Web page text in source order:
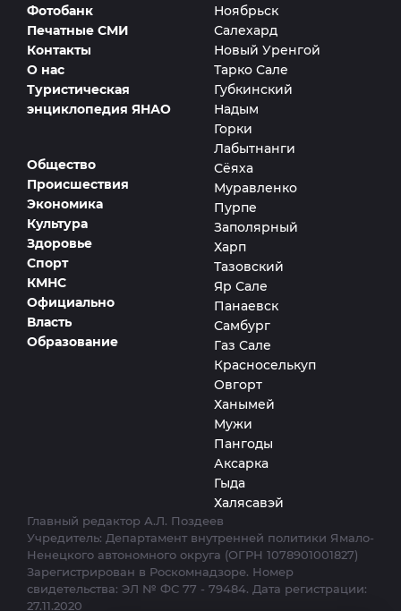
Общество
Происшествия
Экономика
Культура
Здоровье
Спорт
КМНС
Официально
Власть
Образование
Фотобанк
Печатные СМИ
Контакты
О нас
Туристическая
энциклопедия ЯНАО
Ноябрьск
Салехард
Новый Уренгой
Тарко Сале
Губкинский
Надым
Горки
Лабытнанги
Сёяха
Муравленко
Пурпе
Заполярный
Харп
Тазовский
Яр Сале
Панаевск
Самбург
Газ Сале
Красноселькуп
Овгорт
Ханымей
Мужи
Пангоды
Аксарка
Гыда
Халясавэй
Главный редактор А.Л. Поздеев
Учредитель: Департамент внутренней политики Ямало-
Ненецкого автономного округа (ОГРН 1078901001827)
Зарегистрирован в Роскомнадзоре. Номер
свидетельства: ЭЛ № ФС 77 - 79484. Дата регистрации:
27.11.2020